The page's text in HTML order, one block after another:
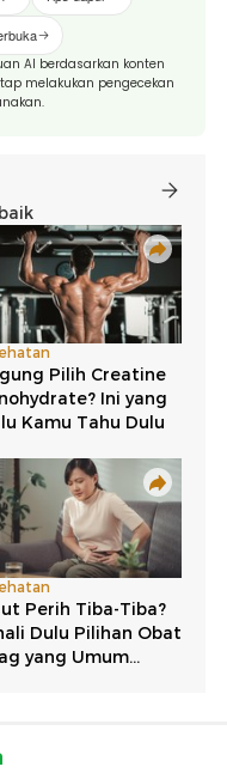
AI berdasarkan konten
melakukan pengecekan